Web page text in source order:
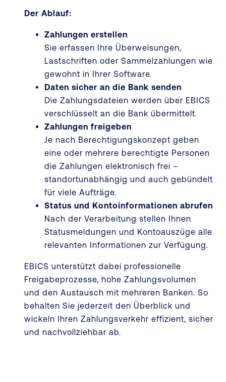
Der Ablauf:
Zahlungen erstellen
Sie erfassen Ihre Überweisungen,
Lastschriften oder Sammelzahlungen wie
gewohnt in Ihrer Software.
Daten sicher an die Bank senden
Die Zahlungsdateien werden über EBICS
verschlüsselt an die Bank übermittelt.
Zahlungen freigeben
Je nach Berechtigungskonzept geben
eine oder mehrere berechtigte Personen
die Zahlungen elektronisch frei –
standortunabhängig und auch gebündelt
für viele Aufträge.
Status und Kontoinformationen abrufen
Nach der Verarbeitung stellen Ihnen
Statusmeldungen und Kontoauszüge alle
relevanten Informationen zur Verfügung.
EBICS unterstützt dabei professionelle
Freigabeprozesse, hohe Zahlungsvolumen
und den Austausch mit mehreren Banken. So
behalten Sie jederzeit den Überblick und
wickeln Ihren Zahlungsverkehr effizient, sicher
und nachvollziehbar ab.